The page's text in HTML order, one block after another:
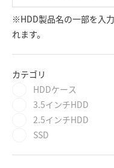
※HDD製品名の一部を入
れます。
カテゴリ
HDDケース
3.5インチHDD
2.5インチHDD
SSD